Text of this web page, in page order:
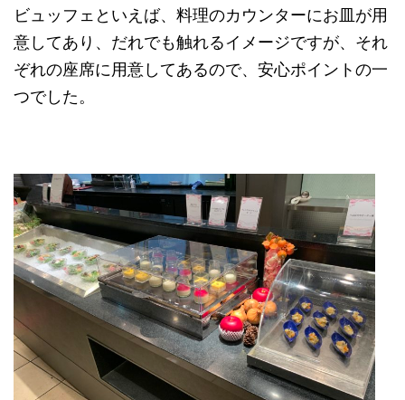
ビュッフェといえば、料理のカウンターにお皿が用
意してあり、だれでも触れるイメージですが、それ
ぞれの座席に用意してあるので、安心ポイントの一
つでした。